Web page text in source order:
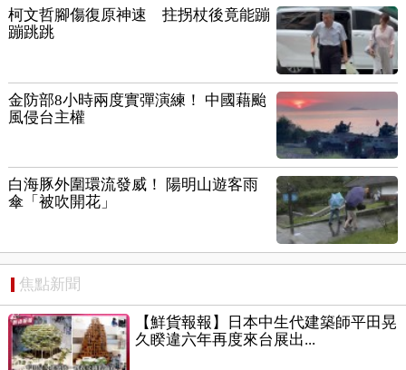
柯文哲腳傷復原神速 拄拐杖後竟能蹦
蹦跳跳
金防部8小時兩度實彈演練！ 中國藉颱
風侵台主權
白海豚外圍環流發威！ 陽明山遊客雨
傘「被吹開花」
焦點新聞
【鮮貨報報】日本中生代建築師平田晃
久睽違六年再度來台展出...